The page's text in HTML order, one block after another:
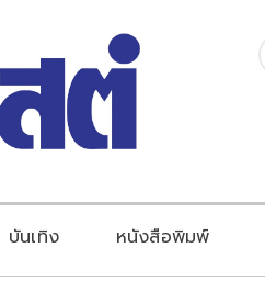
บันเทิง หนังสือพิมพ์